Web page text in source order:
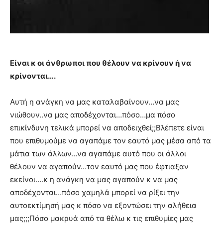
Είναι κ οι άνθρωποι που θέλουν να κρίνουν ή να
κρίνονται….
Αυτή η ανάγκη να μας καταλαβαίνουν…να μας
νιώθουν..να μας αποδέχονται…πόσο…μα πόσο
επικίνδυνη τελικά μπορεί να αποδειχθεί;;Βλέπετε είναι
που επιθυμούμε να αγαπάμε τον εαυτό μας μέσα από τα
μάτια των άλλων…να αγαπάμε αυτό που οι άλλοι
θέλουν να αγαπούν…τον εαυτό μας που έφτιαξαν
εκείνοι….κ η ανάγκη να μας αγαπούν κ να μας
αποδέχονται…πόσο χαμηλά μπορεί να ρίξει την
αυτοεκτίμησή μας κ πόσο να εξοντώσει την αλήθεια
μας;;;Πόσο μακρυά από τα θέλω κ τις επιθυμίες μας